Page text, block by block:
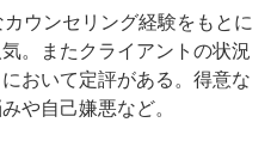
ウンセリング経験をもとに
。またクライアントの状況
おいて定評がある。得意な
や自己嫌悪など。